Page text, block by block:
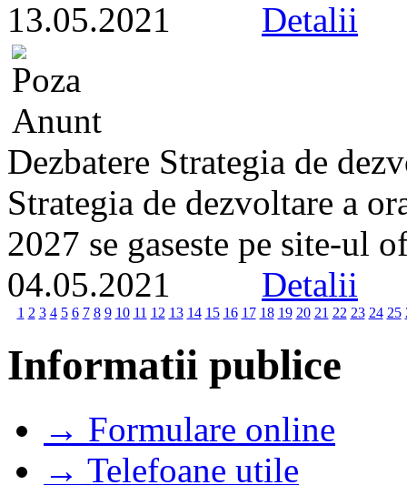
13.05.2021 Detalii
Dezbatere Strategia de
Strategia de dezvoltare a
2027 se gaseste pe site-ul
04.05.2021 Detalii
1 2 3 4 5 6 7 8 9 10 11 12 13 14 15 16 17 18 19 20 21 22 23 24 25
Informatii publice
→ Formulare online
→ Telefoane utile